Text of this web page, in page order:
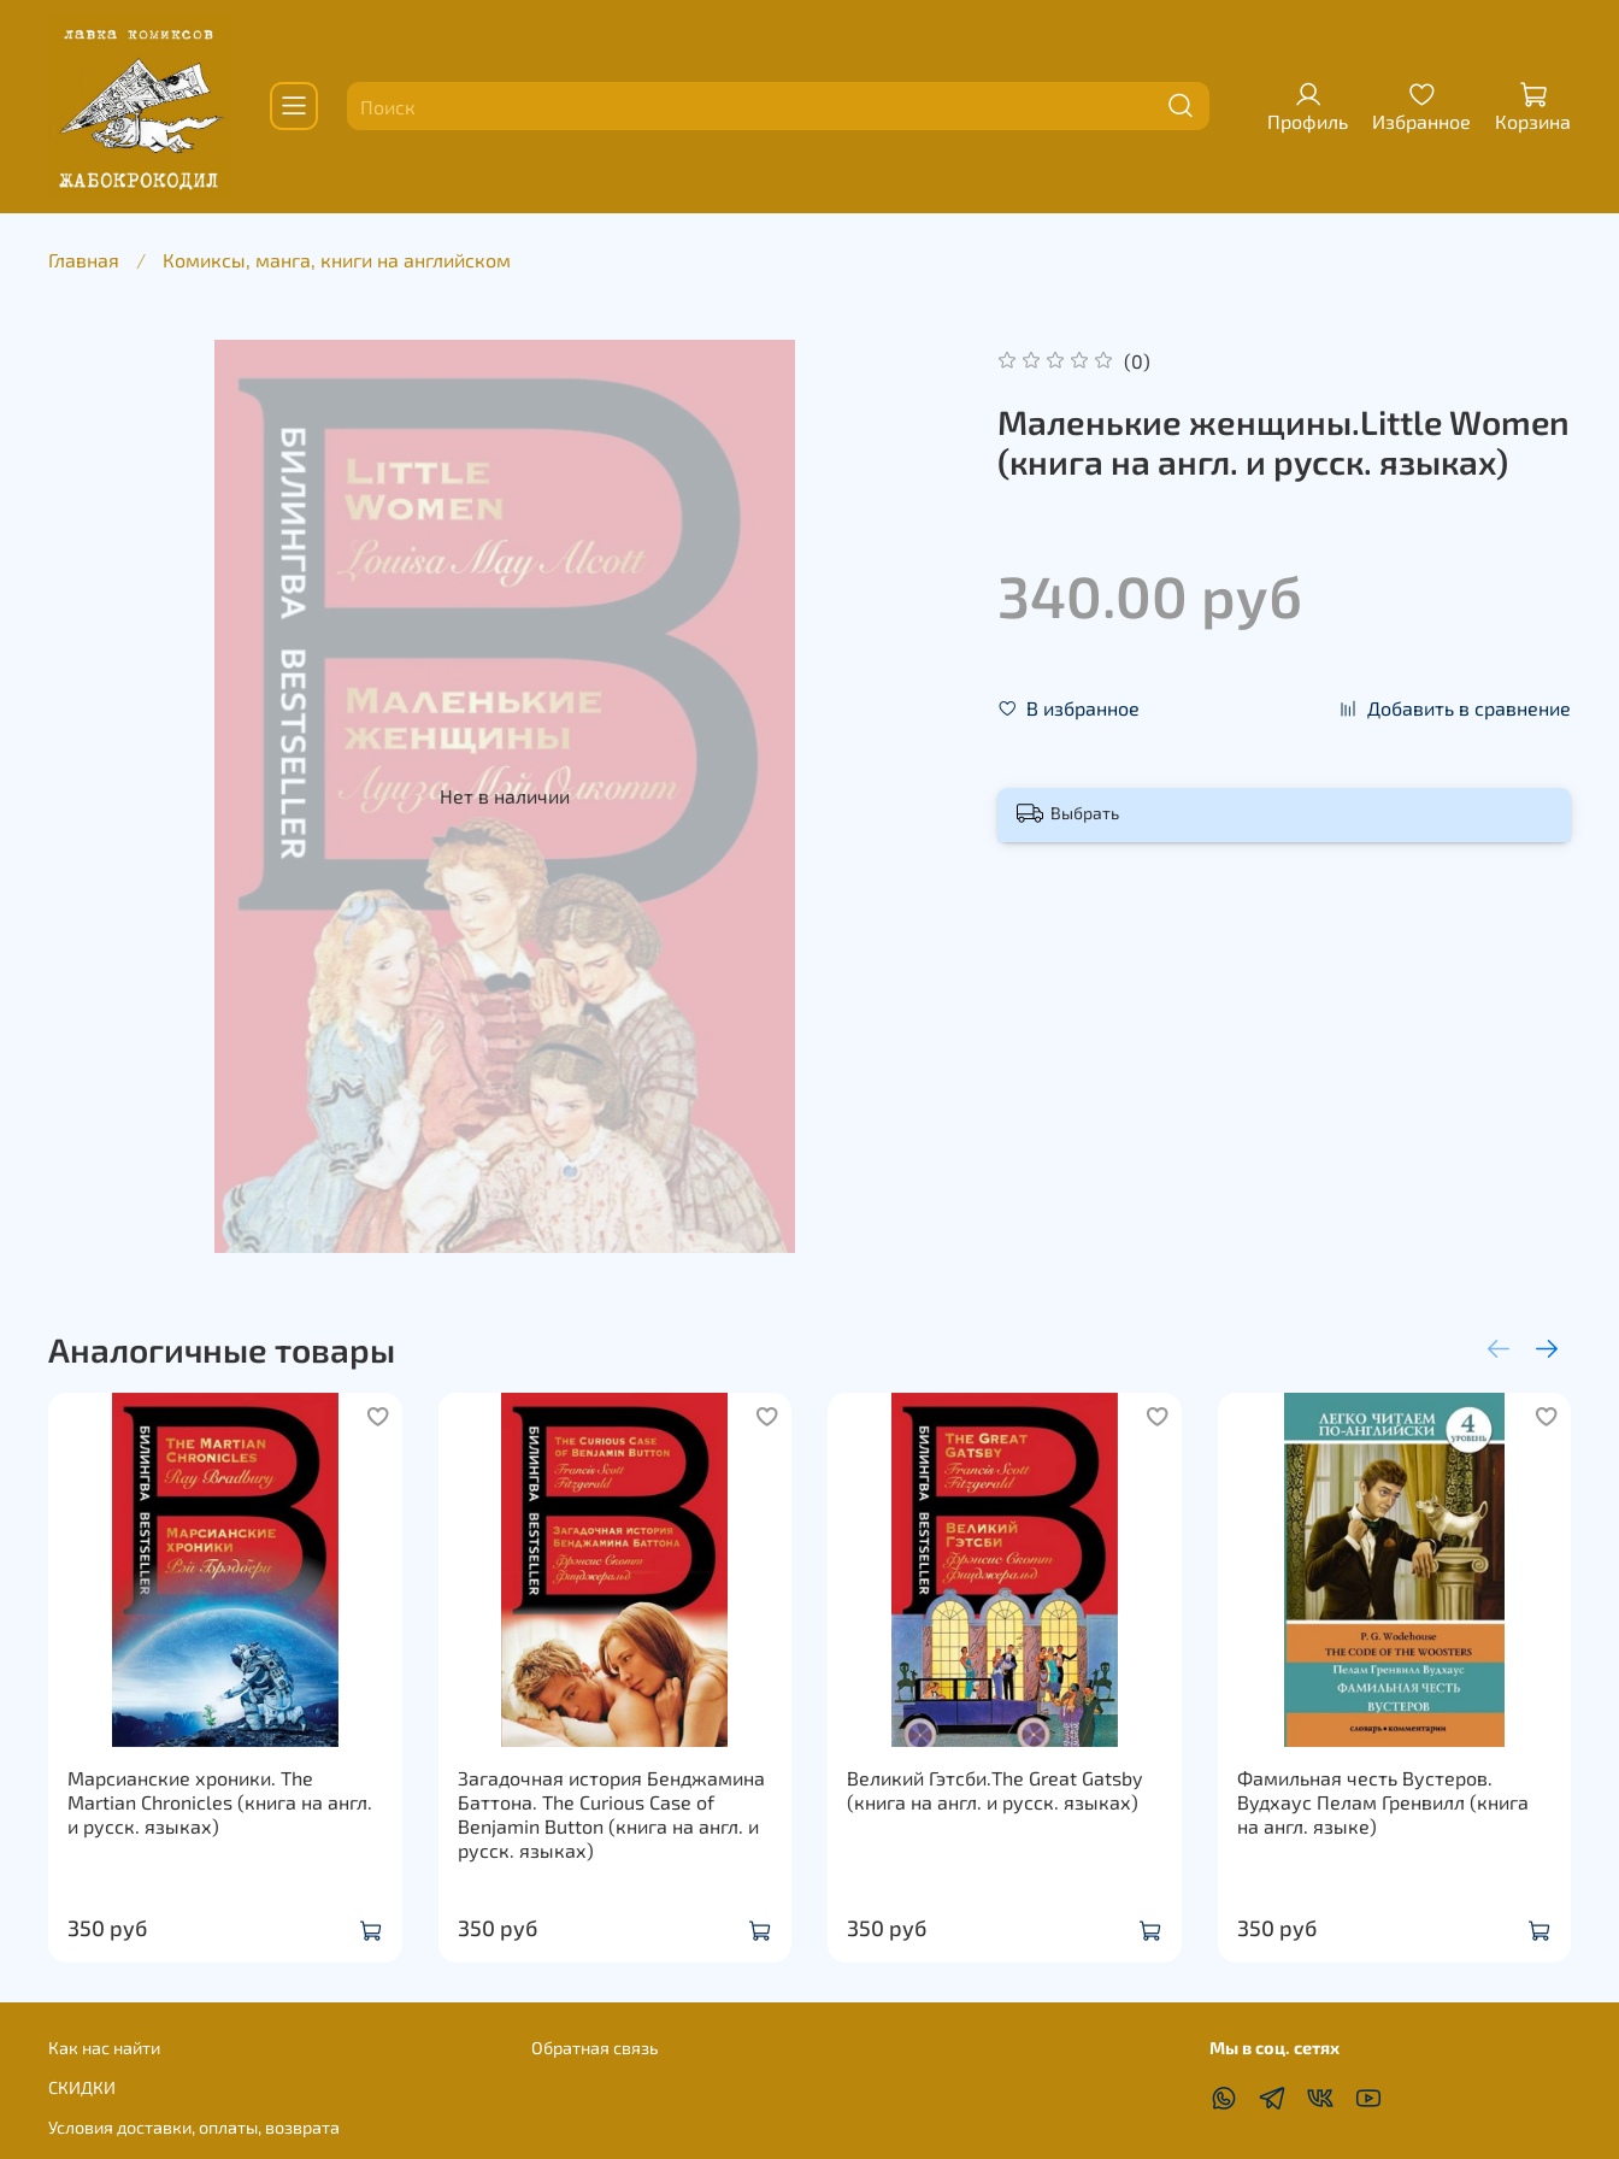
Профиль Избранное Корзина
Главная Комиксы, манга, книги на английском
Нет в наличии
(0)
Маленькие женщины.Little Women
(книга на англ. и русск. языках)
340.00 руб
В избранное Добавить в сравнение
Выбрать
Аналогичные товары
Марсианские хроники. The
Martian Chronicles (книга на англ.
и русск. языках)
350 руб
Загадочная история Бенджамина
Баттона. The Curious Case of
Benjamin Button (книга на англ. и
русск. языках)
350 руб
Великий Гэтсби.The Great Gatsby
(книга на англ. и русск. языках)
350 руб
Фамильная честь Вустеров.
Вудхаус Пелам Гренвилл (книга
на англ. языке)
350 руб
Как нас найти
СКИДКИ
Условия доставки, оплаты, возврата
Обратная связь Мы в соц. сетях